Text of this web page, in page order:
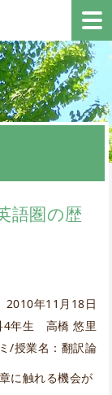
語圏の歴
2010年11月18日
4年生 高橋 悠里
/授業名：翻訳論
に触れる機会が